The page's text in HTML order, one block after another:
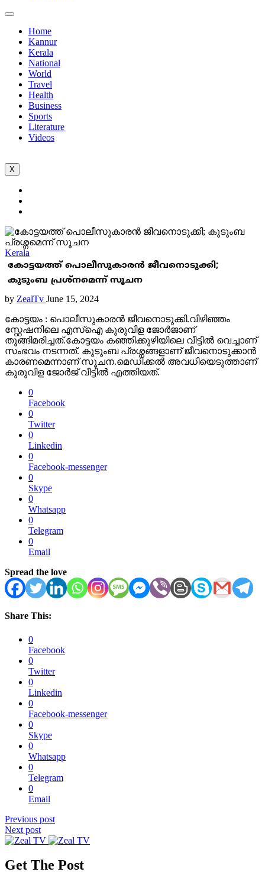
Home
Kannur
Kerala
National
World
Travel
Health
Business
Sports
Literature
Videos
X
Kerala
കോട്ടയത്ത് പൊലീസുകാരൻ ജീവനൊടുക്കി;
കുടുംബ പ്രശ്നമെന്ന് സൂചന
by ZealTv June 15, 2024
കോട്ടയം : പൊലീസുകാരൻ ജീവനൊടുക്കി.വിഴിഞ്ഞം
സ്റ്റേഷനിലെ എസ്ഐ കുരുവിള ജോർജാണ്
തൂങ്ങിമരിച്ചത്.കോട്ടയം കഞ്ഞിക്കുഴിയിലെ വീട്ടിൽ വെച്ചാണ്
സംഭവം നടന്നത്. കുടുംബ പ്രശ്നങ്ങളാണ് ജീവനൊടുക്കാൻ
കാരണമെന്നാണ് സൂചന.മെഡിക്കൽ അവധിയെടുത്താണ്
കുരുവിള ജോർജ് വീട്ടിൽ എത്തിയത്.
0
Facebook
0
Twitter
0
Linkedin
0
Facebook-messenger
0
Skype
0
Whatsapp
0
Telegram
0
Email
Spread the love
Share This:
0
Facebook
0
Twitter
0
Linkedin
0
Facebook-messenger
0
Skype
0
Whatsapp
0
Telegram
0
Email
Previous post
Next post
Get The Post